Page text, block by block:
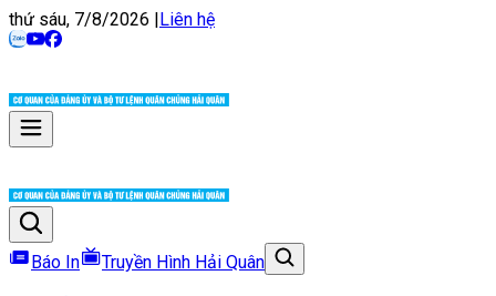
thứ sáu, 7/8/2026 |Liên hệ
Báo In Truyền Hình Hải Quân